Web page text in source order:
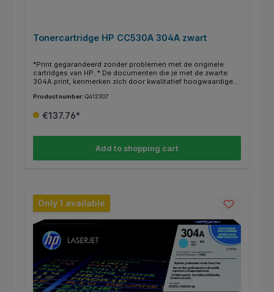
Tonercartridge HP CC530A 304A zwart
*Print gegarandeerd zonder problemen met de originele
cartridges van HP. * De documenten die je met de zwarte
304A print, kenmerken zich door kwalitatief hoogwaardige
de HP printers heb je vaak de mogelijkheid om in plaats van
voor nog meer en goedkoper printen. * Deze XL/HC cartridge
Product number: Q412307
€137.76*
Add to shopping cart
Only 1 available